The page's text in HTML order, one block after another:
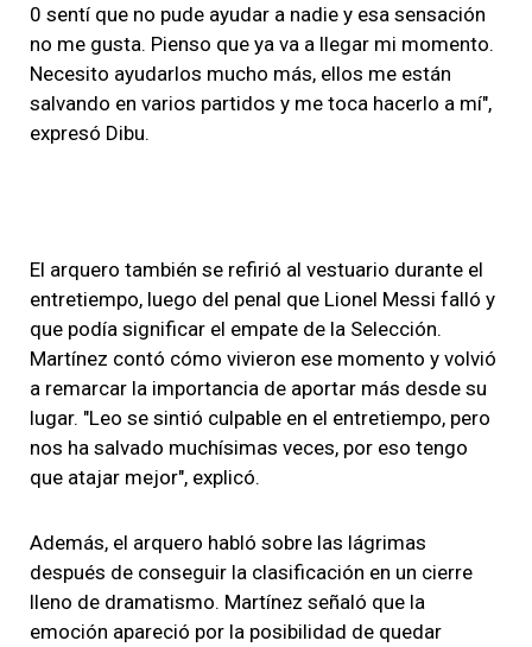
0 sentí que no pude ayudar a nadie y esa sensación
no me gusta. Pienso que ya va a llegar mi momento.
Necesito ayudarlos mucho más, ellos me están
salvando en varios partidos y me toca hacerlo a mí",
expresó Dibu.
El arquero también se refirió al vestuario durante el
entretiempo, luego del penal que Lionel Messi falló y
que podía significar el empate de la Selección.
Martínez contó cómo vivieron ese momento y volvió
a remarcar la importancia de aportar más desde su
lugar. "Leo se sintió culpable en el entretiempo, pero
nos ha salvado muchísimas veces, por eso tengo
que atajar mejor", explicó.
Además, el arquero habló sobre las lágrimas
después de conseguir la clasificación en un cierre
lleno de dramatismo. Martínez señaló que la
emoción apareció por la posibilidad de quedar